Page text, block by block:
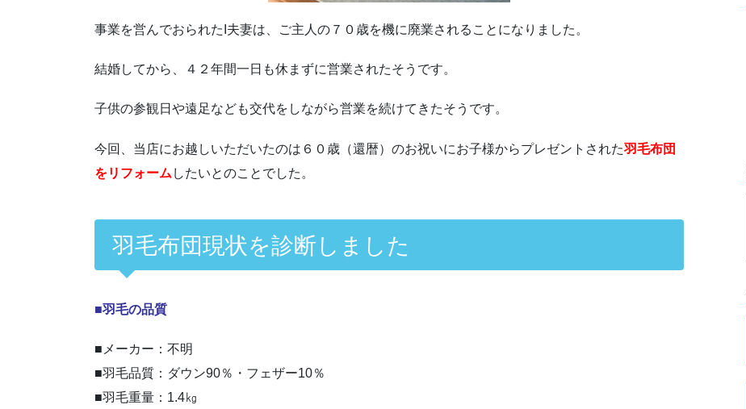
事業を営んでおられたI夫妻は、ご主人の７０歳を機に廃業されることになりました。
結婚してから、４２年間一日も休まずに営業されたそうです。
子供の参観日や遠足なども交代をしながら営業を続けてきたそうです。
今回、当店にお越しいただいたのは６０歳（還暦）のお祝いにお子様からプレゼントされた羽毛布団
をリフォーム したいとのことでした。
羽毛布団現状を診断しました
■羽毛の品質
■メーカー：不明
■羽毛品質：ダウン90％・フェザー10％
■羽毛重量：1.4㎏